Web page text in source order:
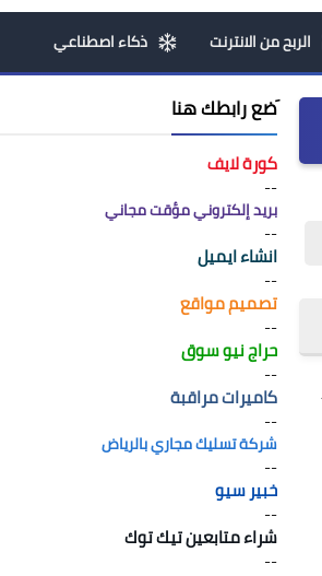
الربح من الانترنت ذكاء اصطناعي
َضع رابطك هنا
كورة لايف
--
بريد إلكتروني مؤقت مجاني
--
انشاء ايميل
--
تصميم مواقع
--
حراج نيو سوق
--
كاميرات مراقبة
--
شركة تسليك مجاري بالرياض
--
خبير سيو
--
شراء متابعين تيك توك
--